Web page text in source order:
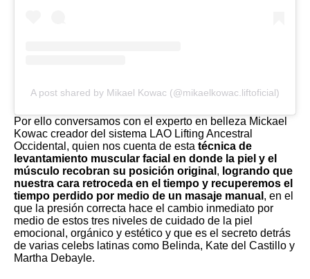
A post shared by Mikael Kowac (@mikaelkowac.liftoficial)
Por ello conversamos con el experto en belleza Mickael
Kowac creador del sistema LAO Lifting Ancestral
Occidental, quien nos cuenta de esta técnica de
levantamiento muscular facial en donde la piel y el
músculo recobran su posición original , logrando que
nuestra cara retroceda en el tiempo y recuperemos el
tiempo perdido por medio de un masaje manual , en el
que la presión correcta hace el cambio inmediato por
medio de estos tres niveles de cuidado de la piel
emocional, orgánico y estético y que es el secreto detrás
de varias celebs latinas como Belinda, Kate del Castillo y
Martha Debayle.